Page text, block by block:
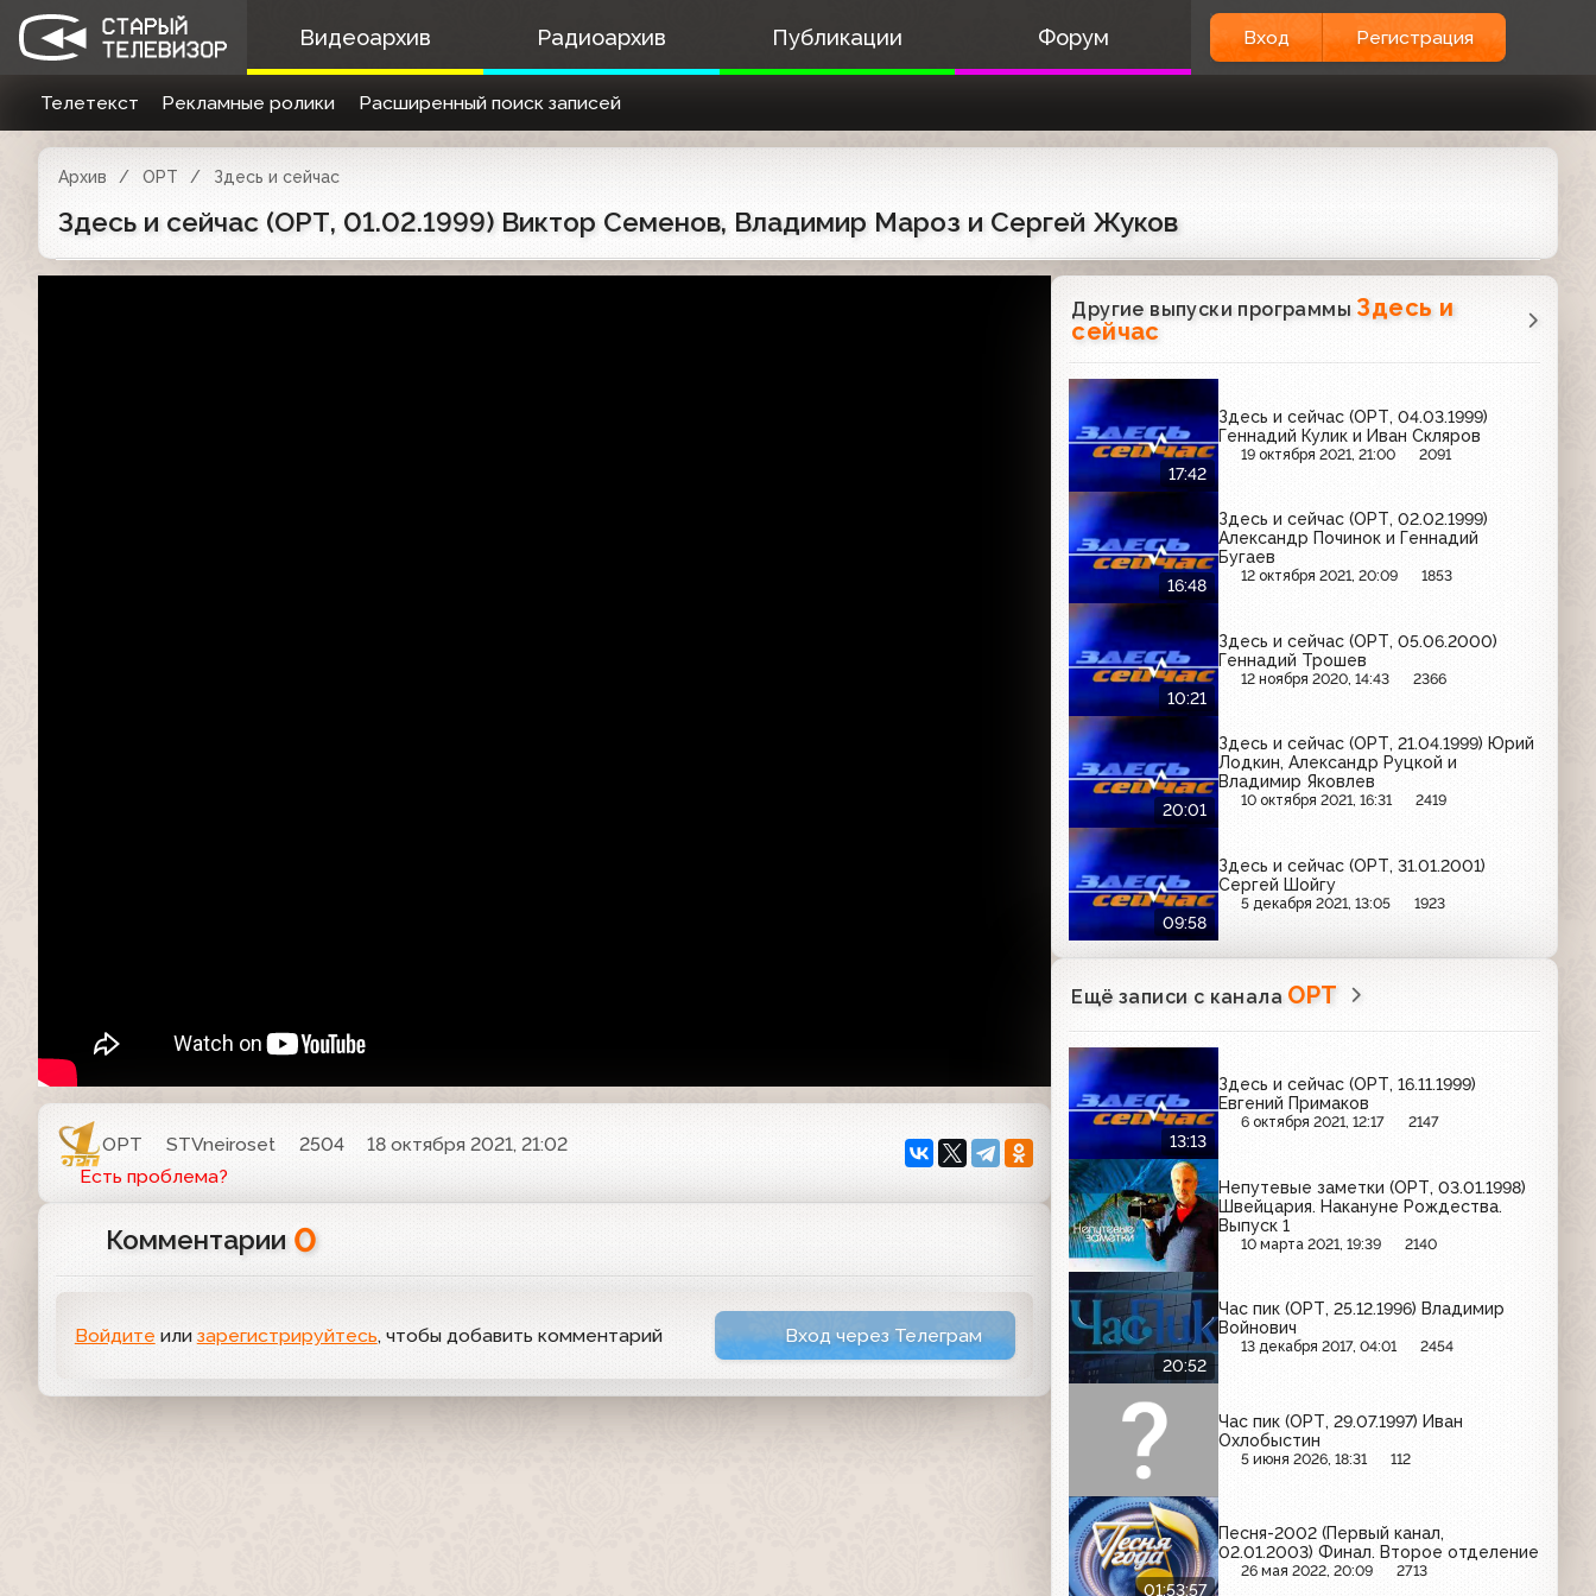
Видеоархив Радиоархив Публикации Форум Вход Регистрация
Телетекст Рекламные ролики Расширенный поиск записей
Архив ОРТ Здесь и сейчас
Здесь и сейчас (ОРТ, 01.02.1999) Виктор Семенов, Владимир Мароз и Сергей Жуков
ОРТ STVneiroset 2504
18 октября 2021, 21:02
Есть проблема?
Комментарии 0
Войдите или зарегистрируйтесь, чтобы добавить комментарий Вход через Телеграм
Другие выпуски программы Здесь и
сейчас
17:42
Здесь и сейчас (ОРТ, 04.03.1999)
Геннадий Кулик и Иван Скляров
19 октября 2021, 21:00 2091
16:48
Здесь и сейчас (ОРТ, 02.02.1999)
Александр Починок и Геннадий
Бугаев
12 октября 2021, 20:09 1853
10:21
Здесь и сейчас (ОРТ, 05.06.2000)
Геннадий Трошев
12 ноября 2020, 14:43 2366
20:01
Здесь и сейчас (ОРТ, 21.04.1999) Юрий
Лодкин, Александр Руцкой и
Владимир Яковлев
10 октября 2021, 16:31 2419
09:58
Здесь и сейчас (ОРТ, 31.01.2001)
Сергей Шойгу
5 декабря 2021, 13:05 1923
Ещё записи с канала ОРТ
13:13
Здесь и сейчас (ОРТ, 16.11.1999)
Евгений Примаков
6 октября 2021, 12:17 2147
Непутевые заметки (ОРТ, 03.01.1998)
Швейцария. Накануне Рождества.
Выпуск 1
10 марта 2021, 19:39 2140
20:52
Час пик (ОРТ, 25.12.1996) Владимир
Войнович
13 декабря 2017, 04:01 2454
Час пик (ОРТ, 29.07.1997) Иван
Охлобыстин
5 июня 2026, 18:31 112
01:53:57
Песня-2002 (Первый канал,
02.01.2003) Финал. Второе отделение
26 мая 2022, 20:09 2713